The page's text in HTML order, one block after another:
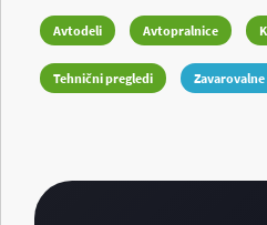
Avtodeli Avtopralnice
Tehnični pregledi